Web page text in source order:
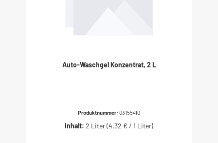
Auto-Waschgel Konzentrat, 2 L
Produktnummer: 03155410
Inhalt: 2 Liter(4,32 € / 1 Liter)